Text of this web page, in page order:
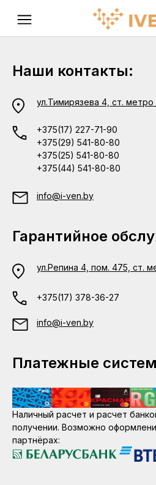
Наши контакты:
ул.Тимирязева 4, ст.
+375(17) 227-71-90
+375(29) 541-80-80
+375(25) 541-80-80
+375(44) 541-80-80
info@i-ven.by
Гарантийное
ул.Репина 4, пом. 475, ст.
+375(17) 378-36-27
info@i-ven.by
Платежные
Наличный расчет и расчет
получении. Возможно
партнёрах: